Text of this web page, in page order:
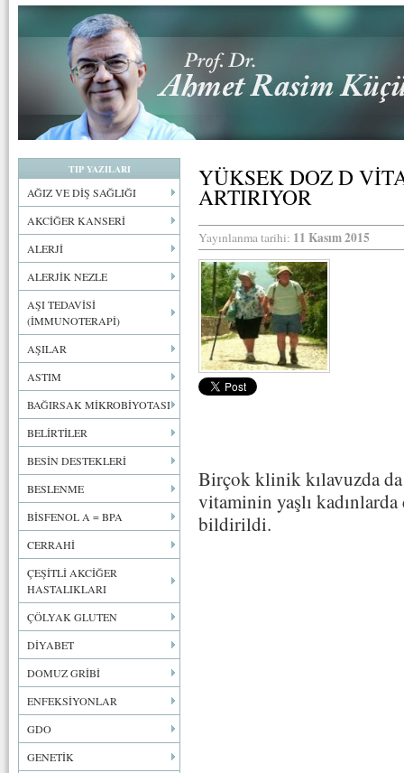
TIP YAZILARI
AĞIZ VE DİŞ SAĞLIĞI
AKCİĞER KANSERİ
ALERJİ
ALERJİK NEZLE
AŞI TEDAVİSİ
(İMMUNOTERAPİ)
AŞILAR
ASTIM
BAĞIRSAK MİKROBİYOTASI
BELİRTİLER
BESİN DESTEKLERİ
BESLENME
BİSFENOL A = BPA
CERRAHİ
ÇEŞİTLİ AKCİĞER
HASTALIKLARI
ÇÖLYAK GLUTEN
DİYABET
DOMUZ GRİBİ
ENFEKSİYONLAR
GDO
GENETİK
YÜKSEK DOZ D
ARTIRIYOR
Yayınlanma tarihi: 11 Kasım 2015
Birçok klinik kılavuzda
vitaminin yaşlı
bildirildi.